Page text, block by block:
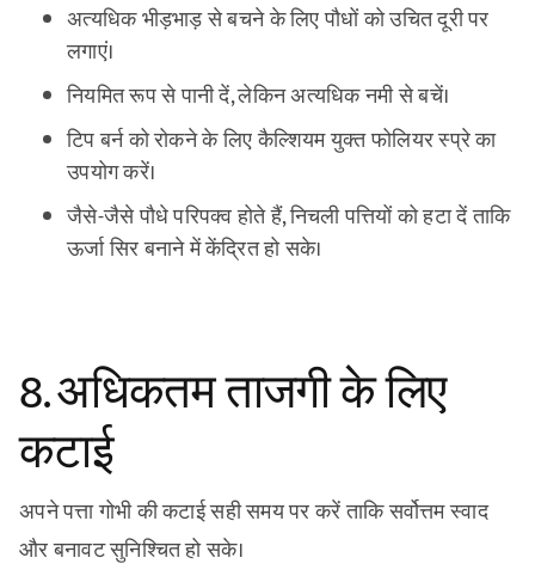
अत्यधिक भीड़भाड़ से बचने के लिए पौधों को उचित दूरी पर
लगाएं।
नियमित रूप से पानी दें, लेकिन अत्यधिक नमी से बचें।
टिप बर्न को रोकने के लिए कैल्शियम युक्त फोलियर स्प्रे का
उपयोग करें।
जैसे-जैसे पौधे परिपक्व होते हैं, निचली पत्तियों को हटा दें ताकि
ऊर्जा सिर बनाने में केंद्रित हो सके।
8. अधिकतम ताजगी के लिए
कटाई
अपने पत्ता गोभी की कटाई सही समय पर करें ताकि सर्वोत्तम स्वाद
और बनावट सुनिश्चित हो सके।